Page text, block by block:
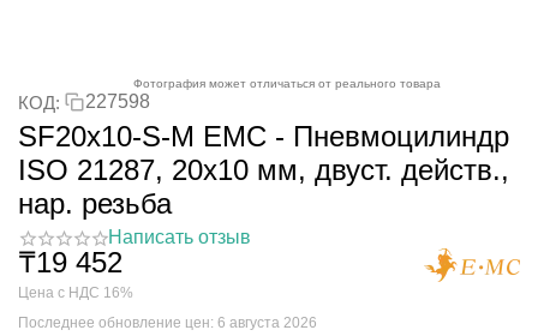
Фотография может отличаться от реального товара
КОД: 227598
SF20x10-S-M EMC - Пневмоцилиндр
ISO 21287, 20x10 мм, двуст. действ.,
нар. резьба
Написать отзыв
₸19 452
Цена с НДС 16%
Последнее обновление цен: 6 августа 2026